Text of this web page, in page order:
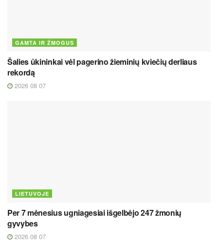
GAMTA IR ŽMOGUS
Šalies ūkininkai vėl pagerino žieminių kviečių derliaus
rekordą
2026 08 07
LIETUVOJE
Per 7 mėnesius ugniagesiai išgelbėjo 247 žmonių
gyvybes
2026 08 07